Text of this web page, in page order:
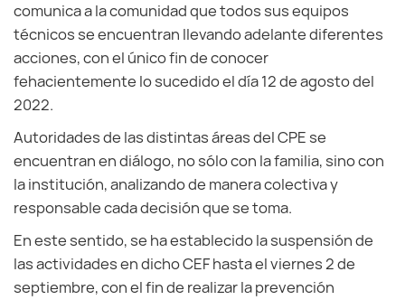
comunica a la comunidad que todos sus equipos
técnicos se encuentran llevando adelante diferentes
acciones, con el único fin de conocer
fehacientemente lo sucedido el día 12 de agosto del
2022.
Autoridades de las distintas áreas del CPE se
encuentran en diálogo, no sólo con la familia, sino con
la institución, analizando de manera colectiva y
responsable cada decisión que se toma.
En este sentido, se ha establecido la suspensión de
las actividades en dicho CEF hasta el viernes 2 de
septiembre, con el fin de realizar la prevención